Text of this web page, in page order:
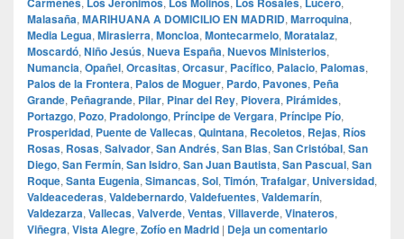
Malasaña, MARIHUANA A DOMICILIO EN MADRID, Marroquina,
Media Legua, Mirasierra, Moncloa, Montecarmelo, Moratalaz,
Moscardó, Niño Jesús, Nueva España, Nuevos Ministerios,
Numancia, Opañel, Orcasitas, Orcasur, Pacífico, Palacio, Palomas,
Palos de la Frontera, Palos de Moguer, Pardo, Pavones, Peña
Grande, Peñagrande, Pilar, Pinar del Rey, Piovera, Pirámides,
Portazgo, Pozo, Pradolongo, Príncipe de Vergara, Príncipe Pío,
Prosperidad, Puente de Vallecas, Quintana, Recoletos, Rejas, Ríos
Rosas, Rosas, Salvador, San Andrés, San Blas, San Cristóbal, San
Diego, San Fermín, San Isidro, San Juan Bautista, San Pascual, San
Roque, Santa Eugenia, Simancas, Sol, Timón, Trafalgar, Universidad,
Valdeacederas, Valdebernardo, Valdefuentes, Valdemarín,
Valdezarza, Vallecas, Valverde, Ventas, Villaverde, Vinateros,
Viñegra, Vista Alegre, Zofío en Madrid | Deja un comentario